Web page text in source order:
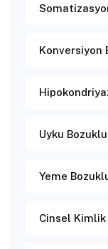
Konversiyon
Uyku
Yeme
Cinsel